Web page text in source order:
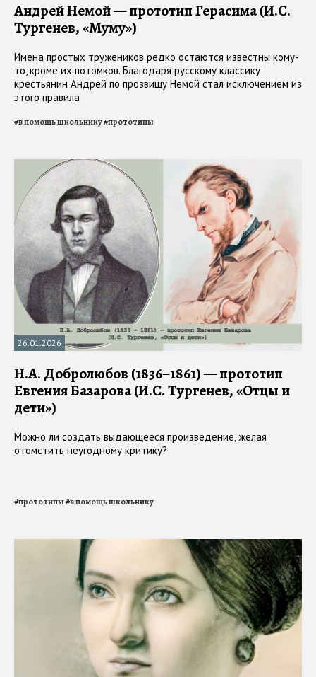
Андрей Немой — прототип Герасима (И.С.
Тургенев, «Муму»)
Имена простых тружеников редко остаются известны кому-
то, кроме их потомков. Благодаря русскому классику
крестьянин Андрей по прозвищу Немой стал исключением из
этого правила
#в помощь школьнику#прототипы
26.01.2026
Н.А. Добролюбов (1836–1861) — прототип
Евгения Базарова (И.С. Тургенев, «Отцы и
дети»)
Можно ли создать выдающееся произведение, желая
отомстить неугодному критику?
#прототипы#в помощь школьнику